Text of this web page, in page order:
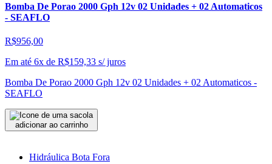
Bomba De Porao 2000 Gph 12v 02 Unidades + 02 Automaticos
- SEAFLO
R$956,00
Em até 6x de R$159,33 s/ juros
Bomba De Porao 2000 Gph 12v 02 Unidades + 02 Automaticos -
SEAFLO
adicionar ao carrinho
Hidráulica Bota Fora